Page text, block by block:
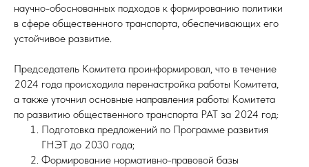
научно-обоснованных подходов к формированию политики
в сфере общественного транспорта, обеспечивающих его
устойчивое развитие.
Председатель Комитета проинформировал, что в течение
2024 года происходила перенастройка работы Комитета,
а также уточнил основные направления работы Комитета
по развитию общественного транспорта РАТ за 2024 год:
Подготовка предложений по Программе развития
ГНЭТ до 2030 года;
Формирование нормативно-правовой базы